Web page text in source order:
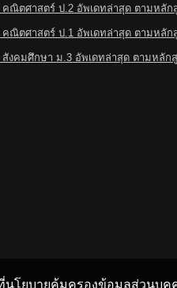
คณิตศาสตร์ ป.2 อัพเดทล่าสุด ตามหลัก
คณิตศาสตร์ ป.1 อัพเดทล่าสุด ตามหลัก
สังคมศึกษา ม.3 อัพเดทล่าสุด ตามหลัก
นโยบายคุ้มครองข้อมูลส่วนบุค